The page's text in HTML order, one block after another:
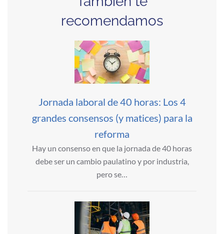
recomendamos
Jornada laboral de 40 horas: Los 4
grandes consensos (y matices) para la
reforma
Hay un consenso en que la jornada de 40 horas
debe ser un cambio paulatino y por industria,
pero se…